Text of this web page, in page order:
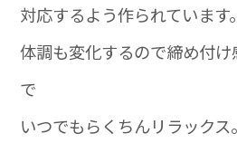
対応するよう作られています。
体調も変化するので締め付
で
いつでもらくちんリラックス。